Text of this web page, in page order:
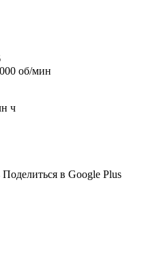
об/мин
ч
в Google Plus